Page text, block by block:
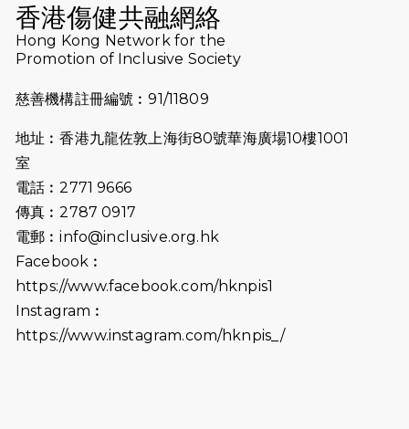
2026-07-10
【猛龍戈壁118公里分享暨香港傷健共
融網絡15周年晚宴】
2026-07-09
猛龍長跑隊恆常練習 - 7月9日（19:00
2026-07-02
2026-06-25
（19:00開始）
2026-06-18
猛龍長跑隊恆常練習 - 6月18日
2026-06-11
猛龍長跑隊恆常練習 - 6月11日（19:00
香港傷健共融網絡
Hong Kong Network for the
Promotion of Inclusive Society
慈善機構註冊編號︰91/11809
地址︰香港九龍佐敦上海街80號華海廣場10樓1001
室
電話︰2771 9666
傳真︰2787 0917
電郵︰info@inclusive.org.hk
Facebook︰
https://www.facebook.com/hknpis1
Instagram︰
https://www.instagram.com/hknpis_/